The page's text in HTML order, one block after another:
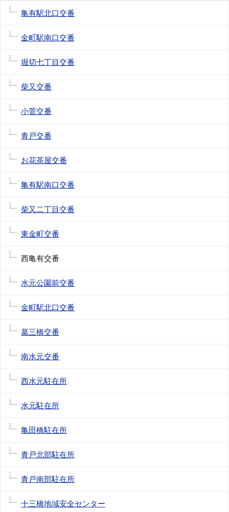
亀有駅北口交番
金町駅南口交番
堀切七丁目交番
柴又交番
小菅交番
青戸交番
お花茶屋交番
亀有駅南口交番
柴又二丁目交番
東金町交番
西亀有交番
水元公園前交番
金町駅北口交番
葛三橋交番
南水元交番
西水元駐在所
水元駐在所
亀田橋駐在所
青戸北部駐在所
青戸南部駐在所
十三橋地域安全センター